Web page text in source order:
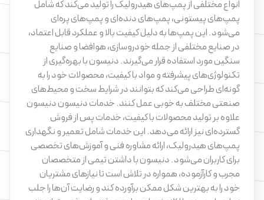
انواع مختلفی از پمپ‌های هیدرولیک را تولید می‌کند که شامل
پمپ‌های پیستونی، پمپ‌های دنده‌ای و پمپ‌های پره‌ای
می‌شود. این پمپ‌ها به دلیل کیفیت بالا و عملکرد قابل اعتماد،
در صنایع مختلفی از جمله خودروسازی، هوافضا و صنایع
سنگین مورد استفاده قرار می‌گیرند. دنیسون با بهره‌گیری از
تکنولوژی‌های پیشرفته و مواد با کیفیت، محصولات خود را به
گونه‌ای طراحی می‌کند که بتوانند در شرایط سخت و محیط‌های
صنعتی مختلف به خوبی عمل کنند. خدمات دنیسون دنیسون
علاوه بر تولید محصولات با کیفیت، خدمات پس از فروش
گسترده‌ای نیز ارائه می‌دهد. این خدمات شامل تعمیر و نگهداری
پمپ‌های هیدرولیک، ارائه مشاوره فنی و آموزش‌های تخصصی
برای کاربران می‌شود. دنیسون با داشتن تیمی از متخصصان
مجرب و کارآزموده، همواره در تلاش است تا نیازهای مشتریان
خود را به بهترین شکل ممکن برآورده کند و رضایت آن‌ها را جلب